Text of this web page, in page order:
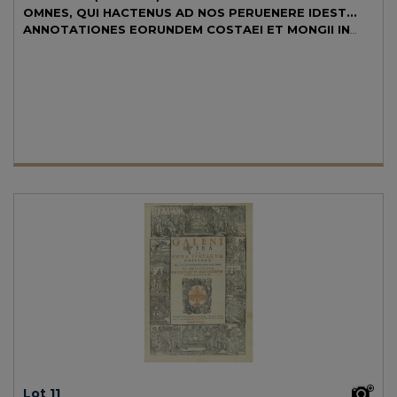
OMNES, QUI HACTENUS AD NOS PERUENERE IDEST...
ANNOTATIONES EORUNDEM COSTAEI ET MONGII IN
Brunet I/587. Este es uno de los textos más famosos del celebrado
médico persa; su influencia es capital pues supone la presentación del
pensamiento aristotélico ante los pensadores occidentales de la Edad
Media. Sus obras se tradujeron en el s. XII al latín. Aunque Avicena (o
Ibn Sina) se dedicó a otros campos como la filosofía, lingüística o
metafísica, sin duda es la medicina el área de conocimiento donde
más destaca. Esta es una de las obras más famosas de la historia de la
medicina y a pesar de las varias ediciones que se hicieron, no suele
circular en el mercado, es apreciada y rara completa, como se